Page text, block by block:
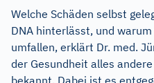
Welche Schäden selbst
DNA hinterlässt, und
umfallen, erklärt Dr. med.
der Gesundheit alles
bekannt. Dabei ist es